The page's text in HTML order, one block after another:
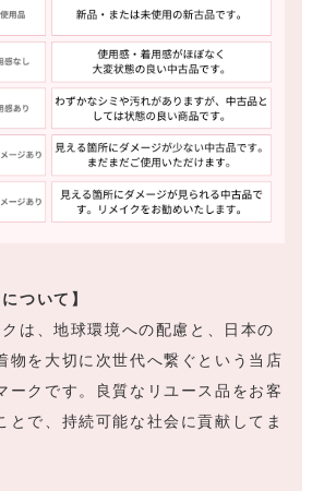
ついて】
クは、地球環境への配慮と、日本の
物を大切に次世代へ繋ぐという当店
ークです。良質なリユース品をお客
とで、持続可能な社会に貢献してま